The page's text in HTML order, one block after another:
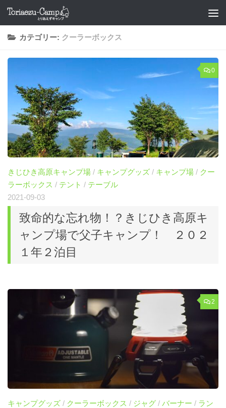
コンテンツへスキップ
カテゴリー: クーラーボックス
0
きじひき高原キャンプ場 / キャンプグッズ / キャンプ場 / クー
ラーボックス / テント / テーブル
2021-09-03
致命的な忘れ物！？きじひき高原キ
ャンプ場で父子キャンプ！ ２０２
１年２泊目
2
キャンプグッズ / クーラーボックス / ジャグ / バーナー / ラン